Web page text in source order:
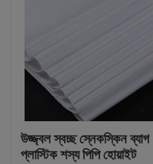
নমনীয় পিভিসি টিউবিং
তাপ সঙ্কুচিত নল
ঢেউখেলান নমনীয় টিউবিং
উজ্জ্বল স্বচ্ছ স্নেকস্কিন ব্যাগ
প্লাস্টিক শস্য পিপি হোয়াইট